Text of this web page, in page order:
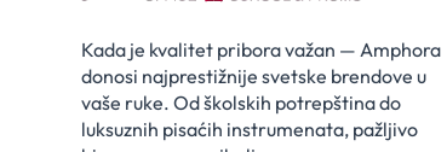
Kada je kvalitet pribora važan — Amphora
donosi najprestižnije svetske brendove u
vaše ruke. Od školskih potrepština do
luksuznih pisaćih instrumenata, pažljivo